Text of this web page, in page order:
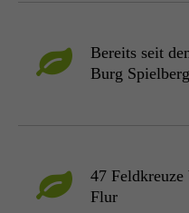
Bereits seit
Burg
47 Feldkreuze
Flur